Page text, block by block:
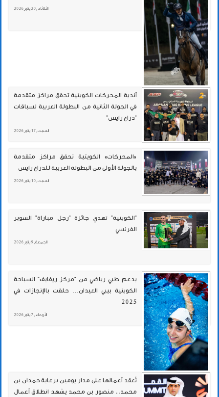
الثلاثاء , 20 يناير 2026
أندية المحركات الكويتية تحقق مراكز متقدمة
في الجولة الثانية من البطولة العربية لسباقات
"دراغ رايس"
السبت , 17 يناير 2026
«المحركات» الكويتية تحقق مراكز متقدمة
بالجولة الأولى من البطولة العربية للدراغ رايس
السبت , 10 يناير 2026
"الكويتية" تهدي جائزة "رجل مباراة" السوبر
الفرنسي
الجمعة , 9 يناير 2026
بدعم طبي رياضي من "مركز ريفايف" السباحة
الكويتية بيبي العيدان… حلقت بالإنجازات في
2025
الأربعاء , 7 يناير 2026
تُعقد أعمالها على مدار يومين برعاية حمدان بن
محمد.. منصور بن محمد يشهد انطلاق أعمال